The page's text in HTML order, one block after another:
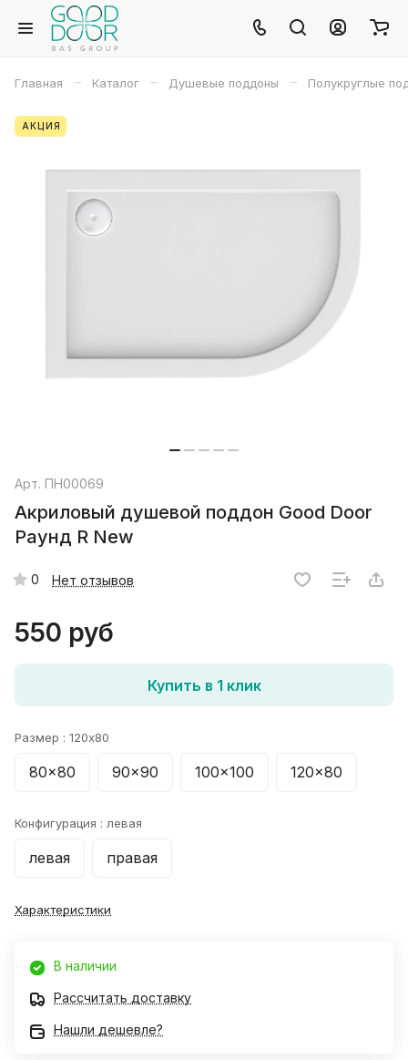
Главная – Каталог – Душевые поддоны – Полукруглые
АКЦИЯ
Арт. ПН00069
Акриловый душевой поддон Good Door
Раунд R New
0 Нет отзывов
550 руб
Купить в 1 клик
Размер : 120x80
80x80 90x90 100x100 120x80
Конфигурация : левая
левая правая
Характеристики
В наличии
Рассчитать доставку
Нашли дешевле?